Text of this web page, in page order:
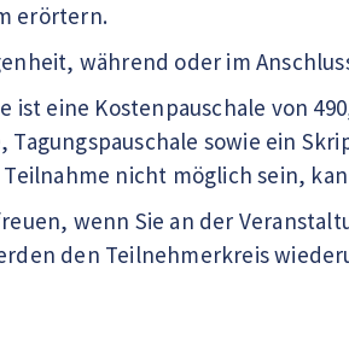
erörtern.
während oder im
ist eine Kostenpauschale von
Tagungspauschale sowie ein
nicht möglich sein,
wenn Sie an der
den Teilnehmerkreis